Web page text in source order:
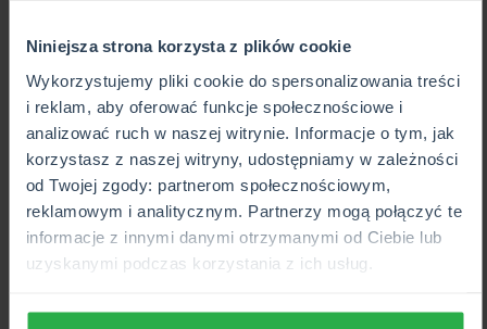
Niniejsza strona korzysta z plików cookie
Wykorzystujemy pliki cookie do spersonalizowania treści
i reklam, aby oferować funkcje społecznościowe i
analizować ruch w naszej witrynie. Informacje o tym, jak
korzystasz z naszej witryny, udostępniamy w zależności
od Twojej zgody: partnerom społecznościowym,
reklamowym i analitycznym. Partnerzy mogą połączyć te
informacje z innymi danymi otrzymanymi od Ciebie lub
uzyskanymi podczas korzystania z ich usług.
2024-11-26
Aegon Bezpieczna Spłata —